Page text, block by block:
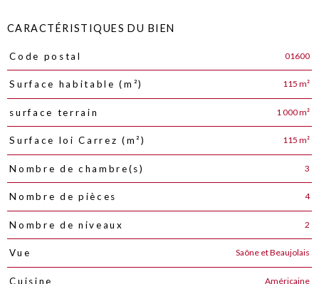
CARACTÉRISTIQUES DU BIEN
Caractéristiques
Code postal 01600
Surface habitable (m²) 115 m²
surface terrain 1 000 m²
Surface loi Carrez (m²) 115 m²
Nombre de chambre(s) 3
Nombre de pièces 4
Nombre de niveaux 2
Vue Saône et Beaujolais
Cuisine Américaine